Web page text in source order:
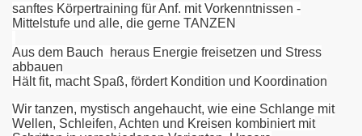
sanftes Körpertraining für Anf. mit Vorkenntnissen -
Mittelstufe und alle, die gerne TANZEN
Aus dem Bauch heraus Energie freisetzen und Stress
abbauen
Hält fit, macht Spaß, fördert Kondition und Koordination
Wir tanzen, mystisch angehaucht, wie eine Schlange mit
Wellen, Schleifen, Achten und Kreisen kombiniert mit